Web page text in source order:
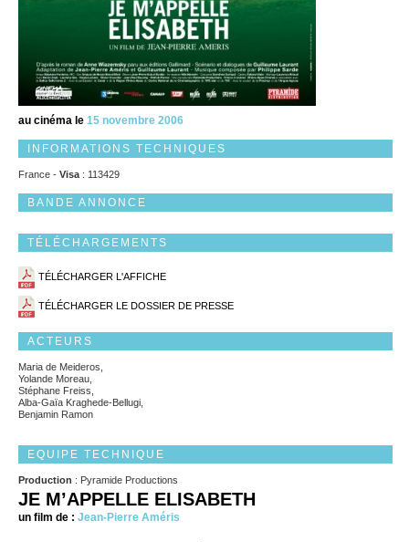
au cinéma le 15 novembre 2006
INFORMATIONS TECHNIQUES
France - Visa : 113429
BANDE ANNONCE
TÉLÉCHARGEMENTS
TÉLÉCHARGER L'AFFICHE
TÉLÉCHARGER LE DOSSIER DE PRESSE
ACTEURS
Maria de Meideros,
Yolande Moreau,
Stéphane Freiss,
Alba-Gaïa Kraghede-Bellugi,
Benjamin Ramon
EQUIPE TECHNIQUE
Production : Pyramide Productions
JE M’APPELLE ELISABETH
un film de : Jean-Pierre Améris